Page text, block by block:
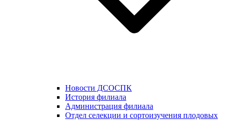
Новости ДСОСПК
История филиала
Администрация филиала
Отдел селекции и сортоизучения плодовых